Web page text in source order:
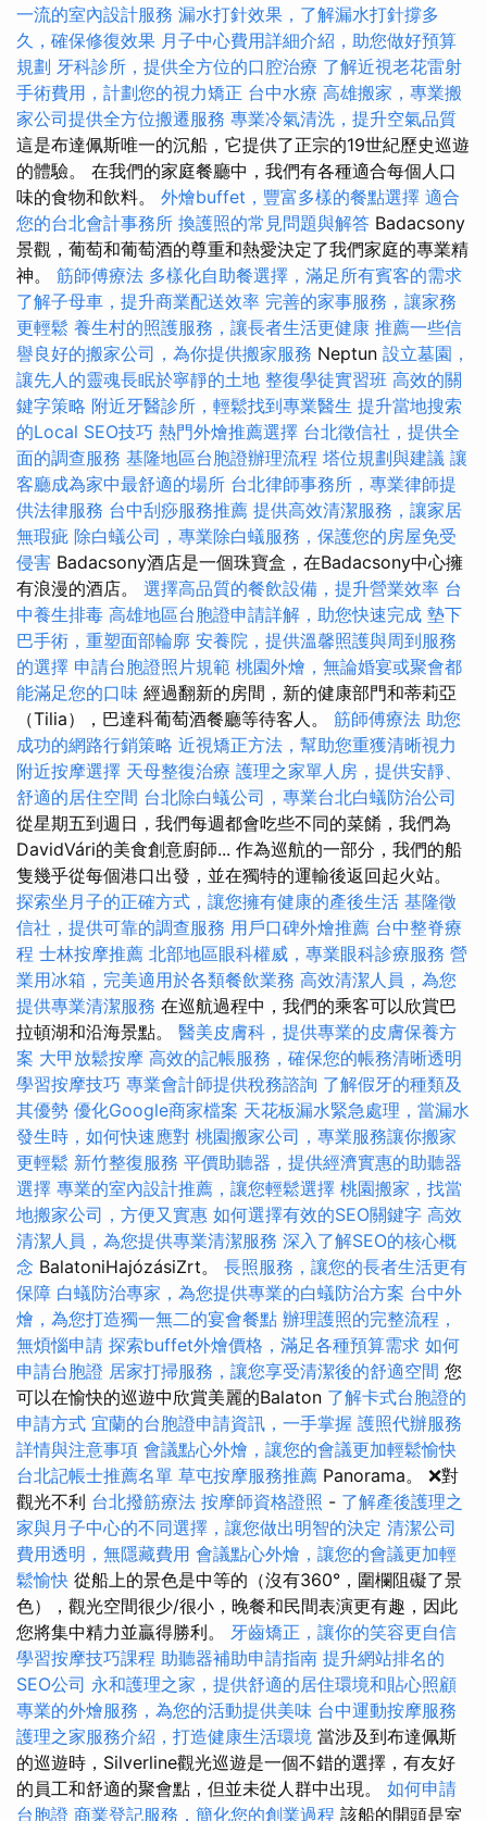
一流的室內設計服務 漏水打針效果，了解漏水打針撐多
久，確保修復效果 月子中心費用詳細介紹，助您做好預算
規劃 牙科診所，提供全方位的口腔治療 了解近視老花雷射
手術費用，計劃您的視力矯正 台中水療 高雄搬家，專業搬
家公司提供全方位搬遷服務 專業冷氣清洗，提升空氣品質
這是布達佩斯唯一的沉船，它提供了正宗的19世紀歷史巡遊
的體驗。 在我們的家庭餐廳中，我們有各種適合每個人口
味的食物和飲料。 外燴buffet，豐富多樣的餐點選擇 適合
您的台北會計事務所 換護照的常見問題與解答 Badacsony
景觀，葡萄和葡萄酒的尊重和熱愛決定了我們家庭的專業精
神。 筋師傅療法 多樣化自助餐選擇，滿足所有賓客的需求
了解子母車，提升商業配送效率 完善的家事服務，讓家務
更輕鬆 養生村的照護服務，讓長者生活更健康 推薦一些信
譽良好的搬家公司，為你提供搬家服務 Neptun 設立墓園，
讓先人的靈魂長眠於寧靜的土地 整復學徒實習班 高效的關
鍵字策略 附近牙醫診所，輕鬆找到專業醫生 提升當地搜索
的Local SEO技巧 熱門外燴推薦選擇 台北徵信社，提供全
面的調查服務 基隆地區台胞證辦理流程 塔位規劃與建議 讓
客廳成為家中最舒適的場所 台北律師事務所，專業律師提
供法律服務 台中刮痧服務推薦 提供高效清潔服務，讓家居
無瑕疵 除白蟻公司，專業除白蟻服務，保護您的房屋免受
侵害 Badacsony酒店是一個珠寶盒，在Badacsony中心擁
有浪漫的酒店。 選擇高品質的餐飲設備，提升營業效率 台
中養生排毒 高雄地區台胞證申請詳解，助您快速完成 墊下
巴手術，重塑面部輪廓 安養院，提供溫馨照護與周到服務
的選擇 申請台胞證照片規範 桃園外燴，無論婚宴或聚會都
能滿足您的口味 經過翻新的房間，新的健康部門和蒂莉亞
（Tilia），巴達科葡萄酒餐廳等待客人。 筋師傅療法 助您
成功的網路行銷策略 近視矯正方法，幫助您重獲清晰視力
附近按摩選擇 天母整復治療 護理之家單人房，提供安靜、
舒適的居住空間 台北除白蟻公司，專業台北白蟻防治公司
從星期五到週日，我們每週都會吃些不同的菜餚，我們為
DavidVári的美食創意廚師... 作為巡航的一部分，我們的船
隻幾乎從每個港口出發，並在獨特的運輸後返回起火站。
探索坐月子的正確方式，讓您擁有健康的產後生活 基隆徵
信社，提供可靠的調查服務 用戶口碑外燴推薦 台中整脊療
程 士林按摩推薦 北部地區眼科權威，專業眼科診療服務 營
業用冰箱，完美適用於各類餐飲業務 高效清潔人員，為您
提供專業清潔服務 在巡航過程中，我們的乘客可以欣賞巴
拉頓湖和沿海景點。 醫美皮膚科，提供專業的皮膚保養方
案 大甲放鬆按摩 高效的記帳服務，確保您的帳務清晰透明
學習按摩技巧 專業會計師提供稅務諮詢 了解假牙的種類及
其優勢 優化Google商家檔案 天花板漏水緊急處理，當漏水
發生時，如何快速應對 桃園搬家公司，專業服務讓你搬家
更輕鬆 新竹整復服務 平價助聽器，提供經濟實惠的助聽器
選擇 專業的室內設計推薦，讓您輕鬆選擇 桃園搬家，找當
地搬家公司，方便又實惠 如何選擇有效的SEO關鍵字 高效
清潔人員，為您提供專業清潔服務 深入了解SEO的核心概
念 BalatoniHajózásiZrt。 長照服務，讓您的長者生活更有
保障 白蟻防治專家，為您提供專業的白蟻防治方案 台中外
燴，為您打造獨一無二的宴會餐點 辦理護照的完整流程，
無煩惱申請 探索buffet外燴價格，滿足各種預算需求 如何
申請台胞證 居家打掃服務，讓您享受清潔後的舒適空間 您
可以在愉快的巡遊中欣賞美麗的Balaton 了解卡式台胞證的
申請方式 宜蘭的台胞證申請資訊，一手掌握 護照代辦服務
詳情與注意事項 會議點心外燴，讓您的會議更加輕鬆愉快
台北記帳士推薦名單 草屯按摩服務推薦 Panorama。 ❌對
觀光不利 台北撥筋療法 按摩師資格證照 - 了解產後護理之
家與月子中心的不同選擇，讓您做出明智的決定 清潔公司
費用透明，無隱藏費用 會議點心外燴，讓您的會議更加輕
鬆愉快 從船上的景色是中等的（沒有360°，圍欄阻礙了景
色），觀光空間很少/很小，晚餐和民間表演更有趣，因此
您將集中精力並贏得勝利。 牙齒矯正，讓你的笑容更自信
學習按摩技巧課程 助聽器補助申請指南 提升網站排名的
SEO公司 永和護理之家，提供舒適的居住環境和貼心照顧
專業的外燴服務，為您的活動提供美味 台中運動按摩服務
護理之家服務介紹，打造健康生活環境 當涉及到布達佩斯
的巡遊時，Silverline觀光巡遊是一個不錯的選擇，有友好
的員工和舒適的聚會點，但並未從人群中出現。 如何申請
台胞證 商業登記服務，簡化您的創業過程 該船的開頭是室